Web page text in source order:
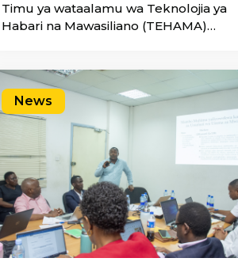
Timu ya wataalamu wa Teknolojia ya
Habari na Mawasiliano (TEHAMA)
News